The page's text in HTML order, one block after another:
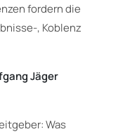
fordern die
, Koblenz
Jäger
Was